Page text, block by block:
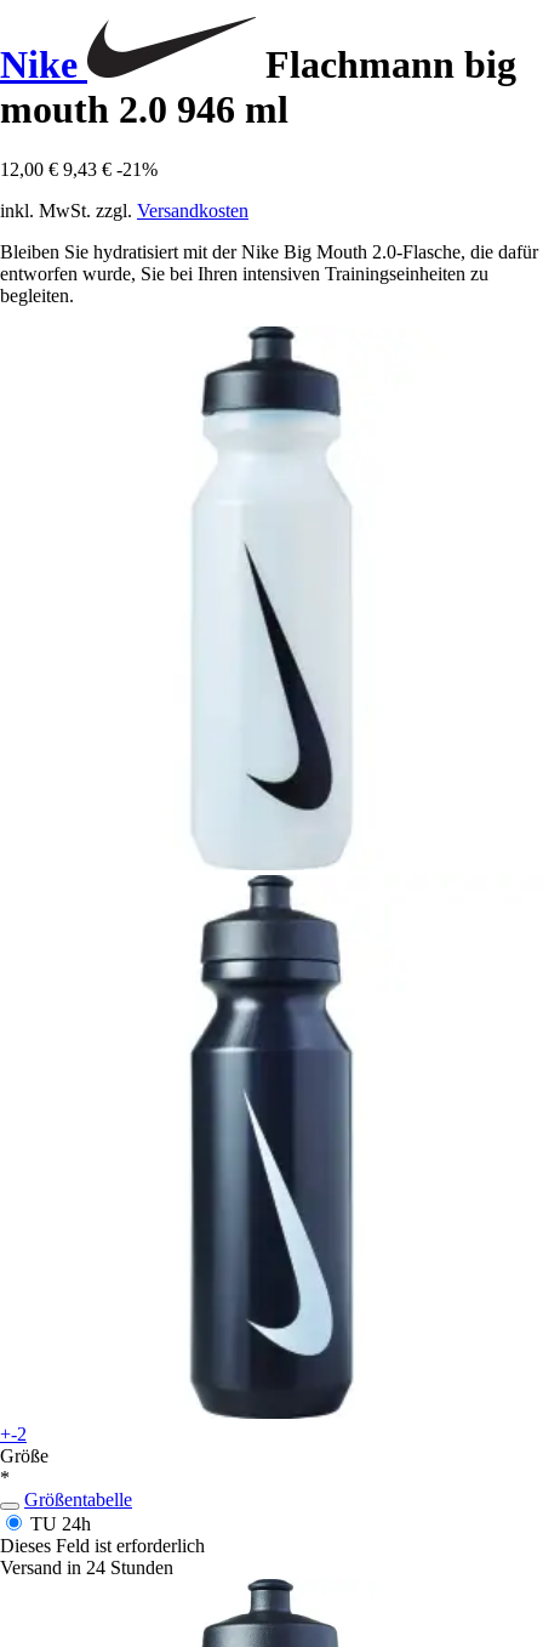
Nike
Flachmann big
mouth 2.0 946 ml
12,00 € 9,43 € -21%
inkl. MwSt. zzgl. Versandkosten
Bleiben Sie hydratisiert mit der Nike Big Mouth 2.0-Flasche, die dafür
entworfen wurde, Sie bei Ihren intensiven Trainingseinheiten zu
begleiten.
+-2
Größe
*
Größentabelle
TU 24h
Dieses Feld ist erforderlich
Versand in 24 Stunden